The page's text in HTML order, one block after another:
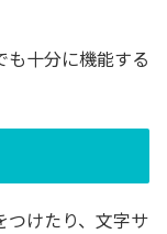
十分に機能する
つけたり、文字サ